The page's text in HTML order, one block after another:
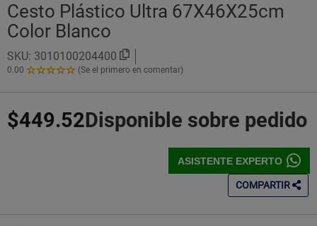
Cesto Plástico Ultra 67X46X25cm
Color Blanco
SKU: 3010100204400
0.00
0.00
Estrellas!
(Se el primero en comentar)
$449.52Disponible sobre pedido
ASISTENTE EXPERTO
COMPARTIR